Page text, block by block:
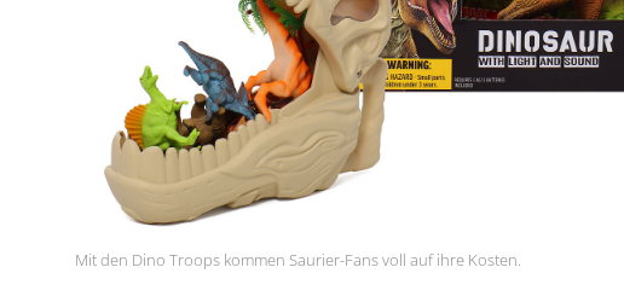
Mit den Dino Troops kommen Saurier-Fans voll auf ihre Kosten.